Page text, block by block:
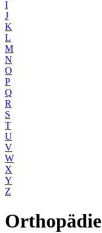
I
J
K
L
M
N
O
P
Q
R
S
T
U
V
W
X
Y
Z
Orthopädie